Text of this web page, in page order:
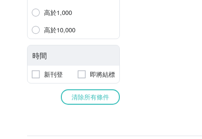
高於1,000
高於10,000
時間
新刊登 即將結標
清除所有條件